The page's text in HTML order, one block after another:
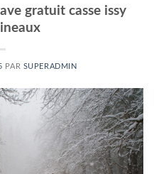
gratuit casse issy
PAR SUPERADMIN